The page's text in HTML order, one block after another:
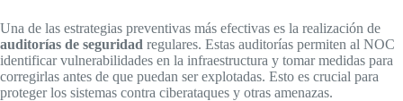
Una de las estrategias preventivas más efectivas es la realización de
auditorías de seguridad regulares. Estas auditorías permiten al NOC
identificar vulnerabilidades en la infraestructura y tomar medidas para
corregirlas antes de que puedan ser explotadas. Esto es crucial para
proteger los sistemas contra ciberataques y otras amenazas.